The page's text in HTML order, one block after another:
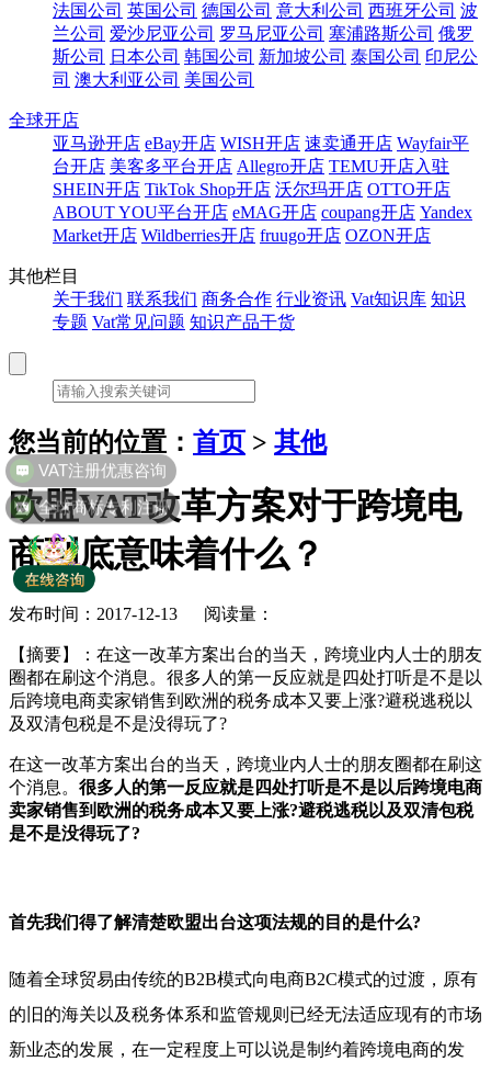
法国公司 英国公司 德国公司 意大利公司 西班牙公司 波
兰公司 爱沙尼亚公司 罗马尼亚公司 塞浦路斯公司 俄罗
斯公司
日本公司 韩国公司 新加坡公司 泰国公司 印尼公
司 澳大利亚公司 美国公司
全球开店
亚马逊开店 eBay开店 WISH开店 速卖通开店 Wayfair平
台开店 美客多平台开店 Allegro开店 TEMU开店入驻
SHEIN开店 TikTok Shop开店 沃尔玛开店 OTTO开店
ABOUT YOU平台开店 eMAG开店 coupang开店 Yandex
Market开店 Wildberries开店 fruugo开店 OZON开店
其他栏目
关于我们 联系我们 商务合作 行业资讯 Vat知识库 知识
专题 Vat常见问题 知识产品干货
您当前的位置： 首页 > 其他
欧盟VAT改革方案对于跨境电
商到底意味着什么？
发布时间：2017-12-13 阅读量：
【摘要】
：在这一改革方案出台的当天，跨境业内人士的朋友
圈都在刷这个消息。很多人的第一反应就是四处打听是不是以
后跨境电商卖家销售到欧洲的税务成本又要上涨?避税逃税以
及双清包税是不是没得玩了?
在这一改革方案出台的当天，跨境业内人士的朋友圈都在刷这
个消息。 很多人的第一反应就是四处打听是不是以后跨境电商
卖家销售到欧洲的税务成本又要上涨?避税逃税以及双清包税
是不是没得玩了?
首先我们得了解清楚欧盟出台这项法规的目的是什么?
随着全球贸易由传统的B2B模式向电商B2C模式的过渡，原有
的旧的海关以及税务体系和监管规则已经无法适应现有的市场
新业态的发展，在一定程度上可以说是制约着跨境电商的发
全球商标专利注册